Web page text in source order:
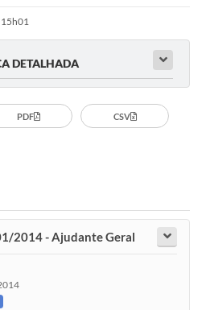
15h01
DETALHADA
PDF CSV
2014 - Ajudante Geral